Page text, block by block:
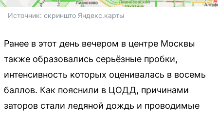
Источник: скриншто Яндекс.карты
Ранее в этот день вечером в центре Москвы
также образовались серьёзные пробки,
интенсивность которых оценивалась в восемь
баллов. Как пояснили в ЦОДД, причинами
заторов стали ледяной дождь и проводимые